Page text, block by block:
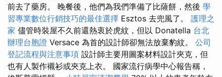
前去了藥房。 晚餐後，他們為我們準備了比薩餅，然後 學
習專業數位行銷技巧的最佳選擇 Esztos 去兜風了。 護理之
家 儘管時裝屋不久前還熱衷於虎紋，但以 Donatella 台北
辦理台胞證 Versace 為首的設計師卻無法放棄豹紋。 公司
登記流程與注意事項 設計師主要用圖案材料設計夾克，但
也有人製作襯衫或夾克上衣。 國家流行病學中心報告稱，